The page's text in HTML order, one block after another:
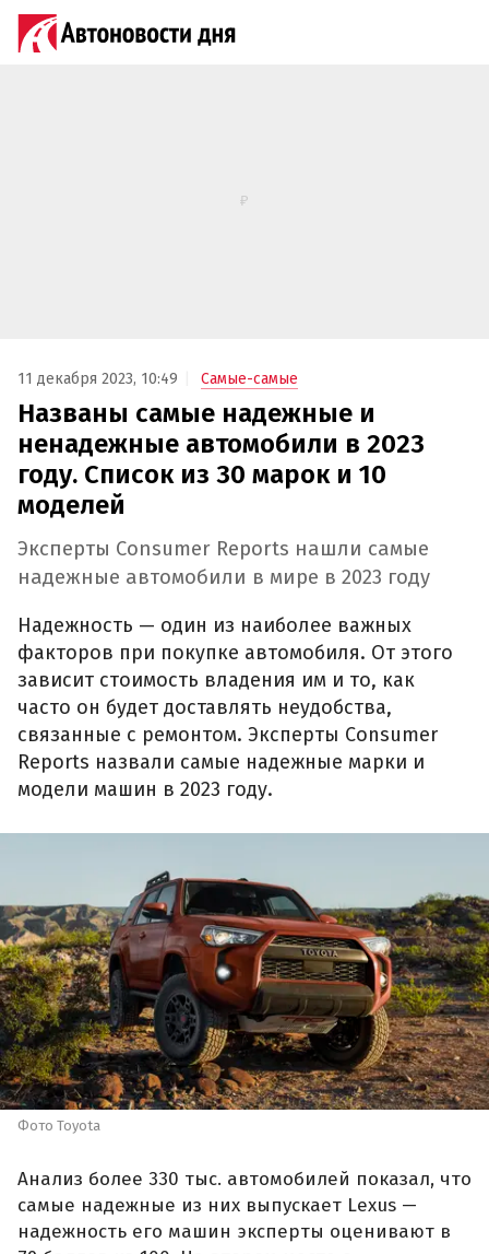
11 декабря 2023, 10:49 Самые-самые
Названы самые надежные и
ненадежные автомобили в 2023
году. Список из 30 марок и 10
моделей
Эксперты Consumer Reports нашли самые
надежные автомобили в мире в 2023 году
Надежность — один из наиболее важных
факторов при покупке автомобиля. От этого
зависит стоимость владения им и то, как
часто он будет доставлять неудобства,
связанные с ремонтом. Эксперты Consumer
Reports назвали самые надежные марки и
модели машин в 2023 году.
Фото Toyota
Анализ более 330 тыс. автомобилей показал, что
самые надежные из них выпускает Lexus —
надежность его машин эксперты оценивают в